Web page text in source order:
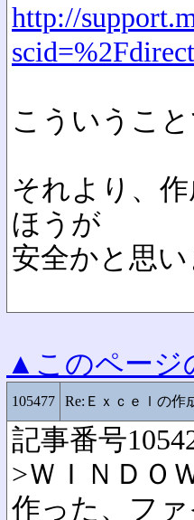
http://
こういうこと
それより、
ほうが
安全かと思
▲このページ
105477 Re:Ｅｘｃｅｌの作
記事番号
>ＷＩＮＤＯ
作った、ファ